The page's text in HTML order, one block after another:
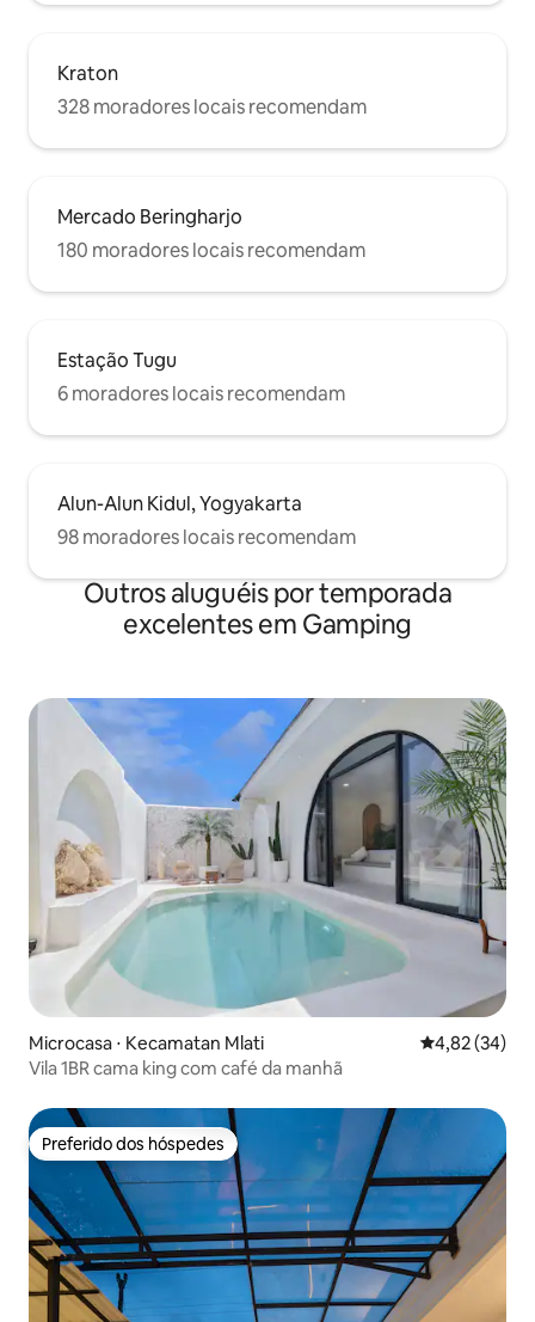
Kraton
328 moradores locais recomendam
Mercado Beringharjo
180 moradores locais recomendam
Estação Tugu
6 moradores locais recomendam
Alun-Alun Kidul, Yogyakarta
98 moradores locais recomendam
Outros aluguéis por temporada
excelentes em Gamping
Microcasa ⋅ Kecamatan Mlati 4,82 de uma
4,82 (34)
Vila 1BR cama king com café da manhã
Preferido dos hóspedes
Preferido dos hóspedes